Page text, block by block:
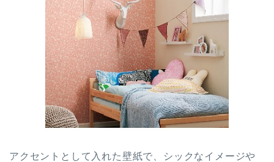
アクセントとして入れた壁紙で、シックなイメージや